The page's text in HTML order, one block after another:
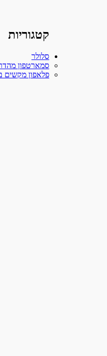
קטגוריות
סלולר
סמארטפון
פלאפון מקשים